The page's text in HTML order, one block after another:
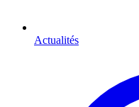
Actualités